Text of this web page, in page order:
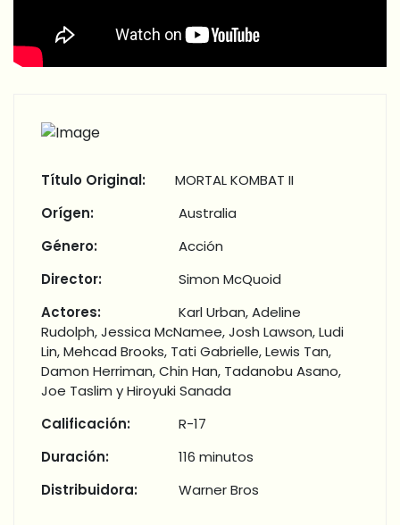
Título Original:
MORTAL KOMBAT II
Orígen:
Australia
Género:
Acción
Director:
Simon McQuoid
Actores:
Karl Urban, Adeline
Rudolph, Jessica McNamee, Josh Lawson, Ludi
Lin, Mehcad Brooks, Tati Gabrielle, Lewis Tan,
Damon Herriman, Chin Han, Tadanobu Asano,
Joe Taslim y Hiroyuki Sanada
Calificación:
R-17
Duración:
116 minutos
Distribuidora:
Warner Bros